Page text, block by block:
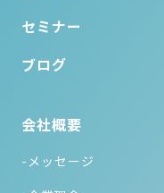
セミナー
ブログ
会社概要
-メッセージ